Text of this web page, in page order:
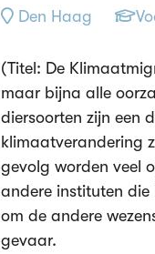
Den Haag
(Titel: De
maar bijna alle
diersoorten zijn een
klimaatverandering
gevolg worden veel
andere instituten die
om de andere
gevaar.